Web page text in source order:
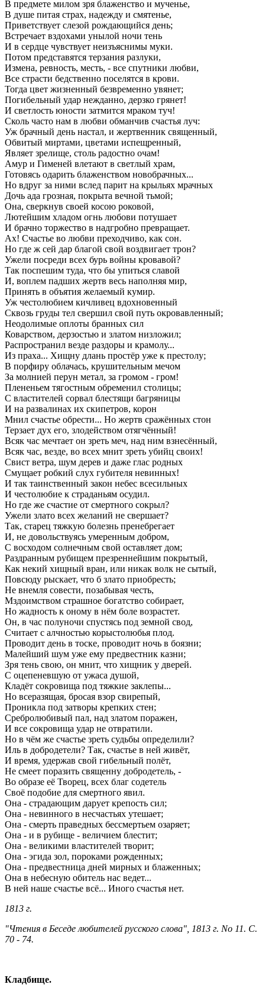
В предмете милом зря блаженство и мученье,
В душе питая страх, надежду и смятенье,
Приветствует слезой рождающийся день;
Встречает вздохами унылой ночи тень
И в сердце чувствует неизъяснимы муки.
Потом представятся терзания разлуки,
Измена, ревность, месть, - все спутники любви,
Все страсти бедственно поселятся в крови.
Тогда цвет жизненный безвременно увянет;
Погибельный удар нежданно, дерзко грянет!
И светлость юности затмится мраком туч!
Сколь часто нам в любви обманчив счастья луч:
Уж брачный день настал, и жертвенник священный,
Обвитый миртами, цветами испещренный,
Являет зрелище, столь радостно очам!
Амур и Гименей влетают в светлый храм,
Готовясь одарить блаженством новобрачных...
Но вдруг за ними вслед парит на крыльях мрачных
Дочь ада грозная, покрыта вечной тьмой;
Она, сверкнув своей косою роковой,
Лютейшим хладом огнь любови потушает
И брачно торжество в надгробно превращает.
Ах! Счастье во любви преходчиво, как сон.
Но где ж сей дар благой свой воздвигает трон?
Ужели посреди всех бурь войны кровавой?
Так поспешим туда, что бы упиться славой
И, воплем падших жертв весь наполняя мир,
Принять в объятия желаемый кумир.
Уж честолюбием кичливец вдохновенный
Сквозь груды тел свершил свой путь окровавленный;
Неодолимые оплоты бранных сил
Коварством, дерзостью и златом низложил;
Распространил везде раздоры и крамолу...
Из праха... Хищну длань простёр уже к престолу;
В порфиру облачась, крушительным мечом
За молнией перун метал, за громом - гром!
Плененьем тягостным обременил столицы;
С властителей сорвал блестящи багряницы
И на развалинах их скипетров, корон
Мнил счастье обрести... Но жертв сражённых стон
Терзает дух его, злодейством отягчённый!
Всяк час мечтает он зреть меч, над ним взнесённый,
Всяк час, везде, во всех мнит зреть убийц своих!
Свист ветра, шум дерев и даже глас родных
Смущает робкий слух губителя невинных!
И так таинственный закон небес всесильных
И честолюбие к страданьям осудил.
Но где же счастие от смертного сокрыл?
Ужели злато всех желаний не свершает?
Так, старец тяжкую болезнь пренебрегает
И, не довольствуясь умеренным добром,
С восходом солнечным свой оставляет дом;
Раздранным рубищем презреннейшим покрытый,
Как некий хищный вран, или никак волк не сытый,
Повсюду рыскает, что б злато приобресть;
Не внемля совести, позабывая честь,
Мздоимством страшное богатство собирает,
Но жадность к оному в нём боле возрастет.
Он, в час полуночи спустясь под земной свод,
Считает с алчностью корыстолюбья плод.
Проводит день в тоске, проводит ночь в боязни;
Малейший шум уже ему предвестник казни;
Зря тень свою, он мнит, что хищник у дверей.
С оцепеневшую от ужаса душой,
Кладёт сокровища под тяжкие заклепы...
Но всеразящая, бросая взор свирепый,
Проникла под затворы крепких стен;
Сребролюбивый пал, над златом поражен,
И все сокровища удар не отвратили.
Но в чём же счастье зреть судьбы определили?
Иль в добродетели? Так, счастье в ней живёт,
И время, удержав свой гибельный полёт,
Не смеет поразить священну добродетель, -
Во образе её Творец, всех благ содетель
Своё подобие для смертного явил.
Она - страдающим дарует крепость сил;
Она - невинного в несчастьях утешает;
Она - смерть праведных бессмертьем озаряет;
Она - и в рубище - величием блестит;
Она - великими властителей творит;
Она - эгида зол, пороками рожденных;
Она - предвестница дней мирных и блаженных;
Она в небесную обитель нас ведет...
В ней наше счастье всё... Иного счастья нет.
1813 г.
"Чтения в Беседе любителей русского слова", 1813 г. No 11. С.
70 - 74.
Кладбище.